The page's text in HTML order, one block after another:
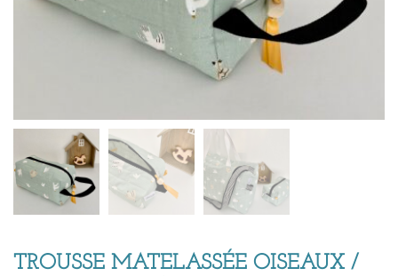
TROUSSE MATELASSÉE OISEAUX /